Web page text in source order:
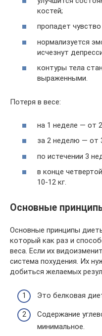
костей;
пропадет
нормализуется
исчезнут
контуры тела
выраженными.
Потеря в весе:
на 1 неделе — от
за 2 неделю — от
по истечении 3
в конце
10-12 кг.
Основные
Основные принципы
который как раз и
веса. Если их
система похудения. Их
добиться желаемых
Это белковая
Содержание
минимальное.